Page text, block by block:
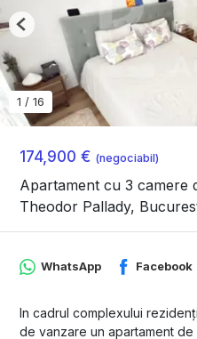
174,900 € (negociabil)
Apartament cu 3 camere
Theodor Pallady,
1 / 16
Previous
WhatsApp Facebook
In cadrul complexului
de vanzare un apartament